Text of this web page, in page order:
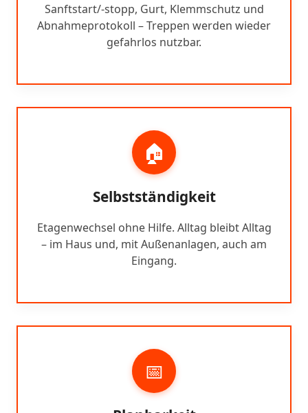
Sanftstart/-stopp, Gurt, Klemmschutz und
Abnahmeprotokoll – Treppen werden wieder
gefahrlos nutzbar.
🏠
Selbstständigkeit
Etagenwechsel ohne Hilfe. Alltag bleibt Alltag
– im Haus und, mit Außenanlagen, auch am
Eingang.
📅